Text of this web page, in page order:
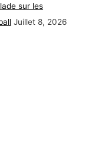
sur les
Juillet 8, 2026